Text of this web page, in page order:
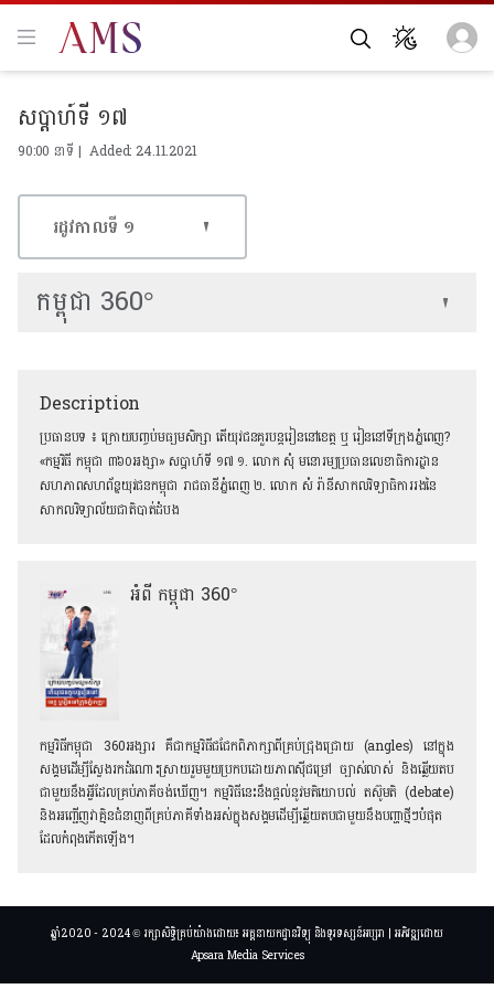
សប្តាហ៍ទី ១៧
90:00 នាទី | Added: 24.11.2021
Description
ប្រធានបទ ៖ ក្រោយបញ្ចប់មធ្យមសិក្សា តើយុវជនគួរបន្តរៀននៅខេត្ត ឬ រៀននៅទីក្រុងភ្នំពេញ?
«កម្មវិធី កម្ពុជា ៣៦០អង្សា» សប្តាហ៍ទី ១៧ ១. លោក សុំ មនោរម្យប្រធានលេខាធិការដ្ឋាន
សហភាពសហព័ន្ឋយុវជនកម្ពុជា រាជធានីភ្នំពេញ ២. លោក សំ រ៉ានីសាកលវិទ្យាធិការរងនៃ
សាកលវិទ្យាល័យជាតិបាត់ដំបង
អំពី កម្ពុជា 360°
កម្មវិធីកម្ពុជា 360អង្សារ គឺជាកម្មវិធីជជែកពិភាក្សាពីគ្រប់ជ្រុងជ្រោយ (angles) នៅក្នុង
សង្គមដើម្បីស្វែងរកដំណោះស្រាយរួមមួយប្រកបដោយភាពស៊ីជម្រៅ ច្បាស់លាស់ និងឆ្លើយតប
ជាមួយនឹងអ្វីដែលគ្រប់ភាគីចង់ឃើញ។ កម្មវិធីនេះនឹងផ្តល់នូវមតិយោបល់ តស៊ូមតិ (debate)
និងអញ្ជើញវាគ្មិនជំនាញពីគ្រប់ភាគីទាំងអស់ក្នុងសង្គមដើម្បីឆ្លើយតបជាមួយនឹងបញ្ហាថ្មីៗបំផុត
ដែលកំពុងកើតឡើង។
រដូវកាលទី​ ១
កម្ពុជា 360°
ឆ្នាំ2020 - 2024 © រក្សាសិទ្ធិគ្រប់យ៉ាងដោយ៖ អគ្គនាយកដ្ឋានវិទ្យុ និងទូរទស្សន៍អប្សរា | អភិវឌ្ឍដោយ
Apsara Media Services